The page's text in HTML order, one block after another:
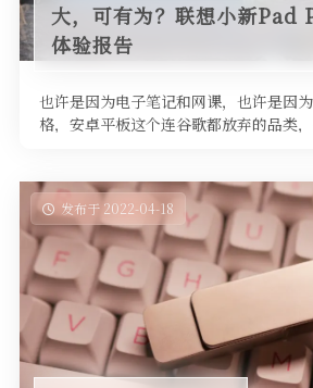
大，可有为？联想小新Pad
体验报告
也许是因为电子笔记和网课，也许是因
格，安卓平板这个连谷歌都放弃的品类
发布于 2022-04-18